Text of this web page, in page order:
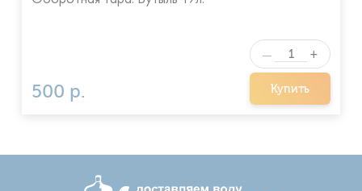
500 р. Купить
— +